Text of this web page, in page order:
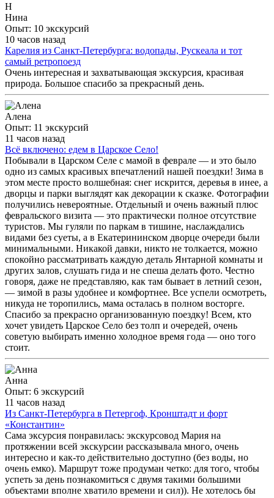
Н
Нина
Опыт: 10 экскурсий
10 часов назад
Карелия из Санкт-Петербурга: водопады, Рускеала и тот
самый ретропоезд
Очень интересная и захватывающая экскурсия, красивая
природа. Большое спасибо за прекрасный день.
Алена
Опыт: 11 экскурсий
11 часов назад
Всё включено: едем в Царское Село!
Побывали в Царском Селе с мамой в феврале — и это было
одно из самых красивых впечатлений нашей поездки! Зима в
этом месте просто волшебная: снег искрится, деревья в инее, а
дворцы и парки выглядят как декорации к сказке. Фотографии
получились невероятные. Отдельный и очень важный плюс
февральского визита — это практически полное отсутствие
туристов. Мы гуляли по паркам в тишине, наслаждались
видами без суеты, а в Екатерининском дворце очереди были
минимальными. Никакой давки, никто не толкается, можно
спокойно рассматривать каждую деталь Янтарной комнаты и
других залов, слушать гида и не спеша делать фото. Честно
говоря, даже не представляю, как там бывает в летний сезон,
— зимой в разы удобнее и комфортнее. Все успели осмотреть,
никуда не торопились, мама осталась в полном восторге.
Спасибо за прекрасно организованную поездку! Всем, кто
хочет увидеть Царское Село без толп и очередей, очень
советую выбирать именно холодное время года — оно того
стоит.
Анна
Опыт: 6 экскурсий
11 часов назад
Из Санкт-Петербурга в Петергоф, Кронштадт и форт
«Константин»
Сама эксурсия понравилась: экскурсовод Мария на
протяжении всей экскурсии рассказывала много, очень
интересно и как-то действительно доступно (без воды, но
очень емко). Маршрут тоже продуман четко: для того, чтобы
успеть за день познакомиться с двумя такими большими
объектами вполне хватило времени и сил)). Не хотелось бы